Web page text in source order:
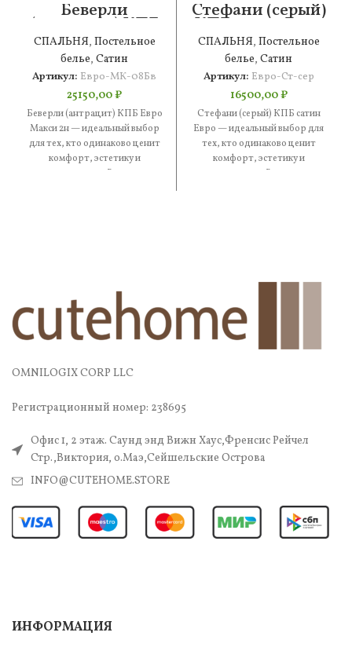
Беверли
(антрацит) КПБ
Евро Макси 2н
СПАЛЬНЯ, Постельное
белье, Сатин
Артикул: Евро-МК-08Бв
25150,00₽
Беверли (антрацит) КПБ Евро
Макси 2н — идеальный выбор
для тех, кто одинаково ценит
комфорт, эстетику и
практичность. В составе
Стефани (серый)
КПБ сатин Евро
СПАЛЬНЯ, Постельное
белье, Сатин
Артикул: Евро-Ст-сер
16500,00₽
Стефани (серый) КПБ сатин
Евро — идеальный выбор для
тех, кто одинаково ценит
комфорт, эстетику и
практичность. В составе —
OMNILOGIX CORP LLC
Регистрационный номер: 238695
Офис 1, 2 этаж. Саунд энд Вижн Хаус,Френсис Рейчел
Стр.,Виктория, о.Маэ,Сейшельские Острова
INFO@CUTEHOME.STORE
ИНФОРМАЦИЯ